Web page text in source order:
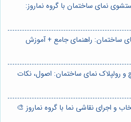
نمای ساختمان با گروه نماروز:
ساختمان: راهنمای جامع + آموزش
و رولپلاک نمای ساختمان: اصول، نکات
و اجرای نقاشی نما با گروه نماروز 🎨